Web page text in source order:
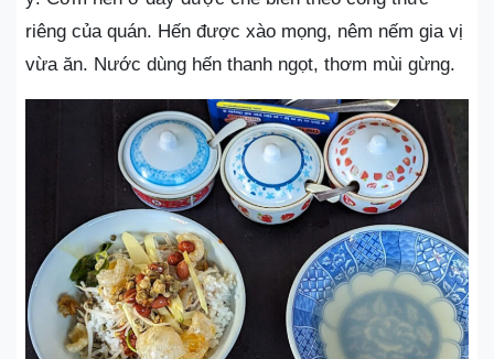
riêng của quán. Hến được xào mọng, nêm nếm gia vị
vừa ăn. Nước dùng hến thanh ngọt, thơm mùi gừng.